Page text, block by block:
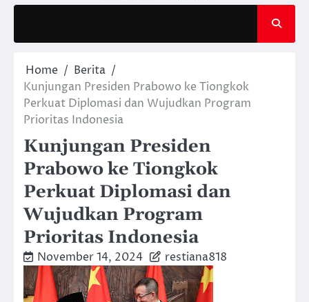
Home
Berita
Kunjungan Presiden Prabowo ke Tiongkok
Perkuat Diplomasi dan Wujudkan Program
Prioritas Indonesia
Kunjungan Presiden
Prabowo ke Tiongkok
Perkuat Diplomasi dan
Wujudkan Program
Prioritas Indonesia
November 14, 2024 restiana818